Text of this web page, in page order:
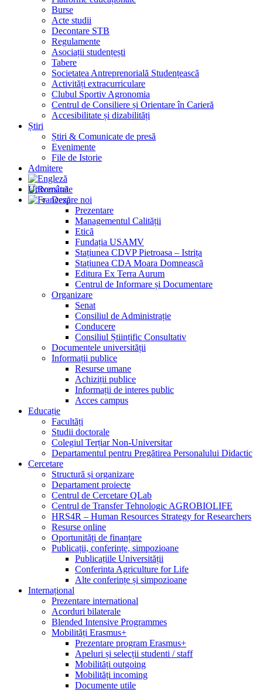
Burse
Acte studii
Decontare STB
Regulamente
Asociații studențești
Tabere
Societatea Antreprenorială Studențească
Activități extracurriculare
Clubul Sportiv Agronomia
Centrul de Consiliere și Orientare în Carieră
Accesibilitate și dizabilități
Știri
Știri & Comunicate de presă
Evenimente
File de Istorie
Admitere
Universitate
Despre noi
Prezentare
Managementul Calității
Etică
Fundația USAMV
Stațiunea CDVP Pietroasa – Istrița
Stațiunea CDA Moara Domnească
Editura Ex Terra Aurum
Centrul de Informare și Documentare
Organizare
Senat
Consiliul de Administrație
Conducere
Consiliul Științific Consultativ
Documentele universității
Informații publice
Resurse umane
Achiziții publice
Informații de interes public
Acces campus
Educație
Facultăți
Studii doctorale
Colegiul Terțiar Non-Universitar
Departamentul pentru Pregătirea Personalului Didactic
Cercetare
Structură și organizare
Departament proiecte
Centrul de Cercetare QLab
Centrul de Transfer Tehnologic AGROBIOLIFE
HRS4R – Human Resources Strategy for Researchers
Resurse online
Oportunități de finanțare
Publicații, conferințe, simpozioane
Publicațiile Universității
Conferinta Agriculture for Life
Alte conferințe și simpozioane
Internațional
Prezentare international
Acorduri bilaterale
Blended Intensive Programmes
Mobilități Erasmus+
Prezentare program Erasmus+
Apeluri și selecții studenti / staff
Mobilități outgoing
Mobilități incoming
Documente utile